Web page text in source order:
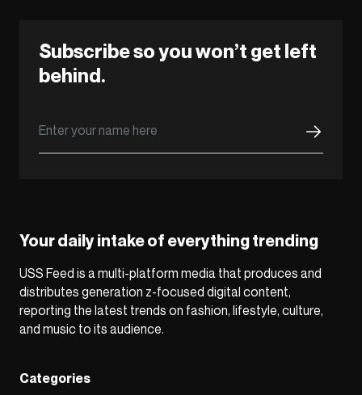
Subscribe so you won’t get left
behind.
Your daily intake of everything trending
USS Feed is a multi-platform media that produces and
distributes generation z-focused digital content,
reporting the latest trends on fashion, lifestyle, culture,
and music to its audience.
Categories